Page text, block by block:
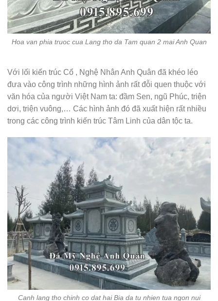
Hoa van phia truoc cua Lang tho da Tam quan 2 mai Anh Quan
Với lối kiến trúc Cổ , Nghệ Nhân Anh Quân đã khéo léo
đưa vào công trình những hình ảnh rất đỗi quen thuộc với
văn hóa của người Việt Nam ta: đầm Sen, ngũ Phúc, triện
dơi, triện vuông,… Các hình ảnh đó đã xuất hiện rất nhiều
trong các công trình kiến trúc Tâm Linh của dân tộc ta.
Canh lang tho chinh co dat hai Bia da tu nhien tua ngon nui